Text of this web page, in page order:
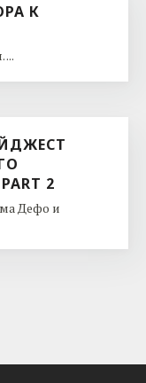
К
2
Дефо и